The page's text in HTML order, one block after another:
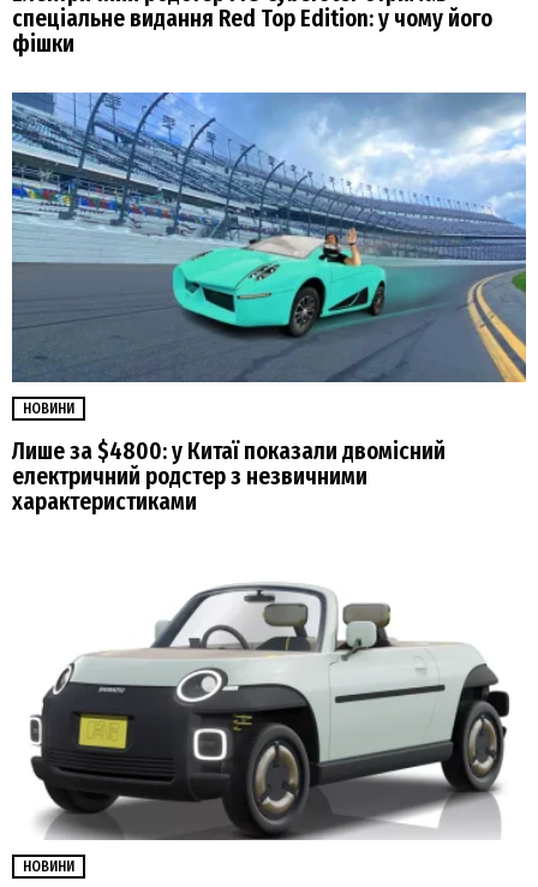
спеціальне видання Red Top Edition: у чому його
фішки
НОВИНИ
Лише за $4800: у Китаї показали двомісний
електричний родстер з незвичними
характеристиками
НОВИНИ